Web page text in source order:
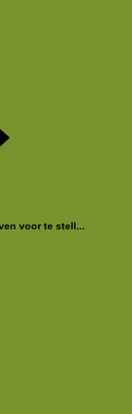
voor te stell...